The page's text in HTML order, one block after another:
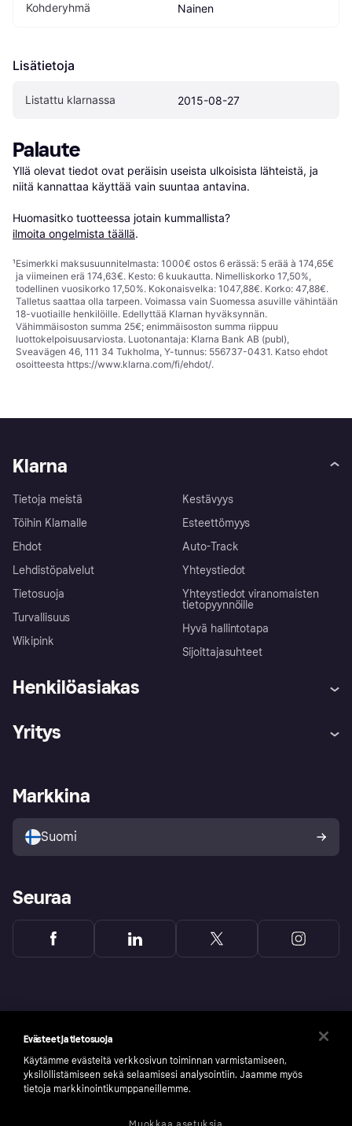
Kohderyhmä Nainen
Lisätietoja
Listattu klarnassa 2015-08-27
Palaute
Yllä olevat tiedot ovat peräisin useista ulkoisista lähteistä, ja
niitä kannattaa käyttää vain suuntaa antavina.
Huomasitko tuotteessa jotain kummallista?
ilmoita ongelmista täällä.
¹Esimerkki maksusuunnitelmasta: 1000€ ostos 6 erässä: 5 erää à 174,65€
ja viimeinen erä 174,63€. Kesto: 6 kuukautta. Nimelliskorko 17,50%,
todellinen vuosikorko 17,50%. Kokonaisvelka: 1047,88€. Korko: 47,88€.
Talletus saattaa olla tarpeen. Voimassa vain Suomessa asuville vähintään
18-vuotiaille henkilöille. Edellyttää Klarnan hyväksynnän.
Vähimmäisoston summa 25€; enimmäisoston summa riippuu
luottokelpoisuusarviosta. Luotonantaja: Klarna Bank AB (publ),
Sveavägen 46, 111 34 Tukholma, Y-tunnus: 556737-0431. Katso ehdot
osoitteesta https://www.klarna.com/fi/ehdot/.
Klarna
Tietoja meistä
Töihin Klarnalle
Ehdot
Lehdistöpalvelut
Tietosuoja
Turvallisuus
Wikipink
Kestävyys
Esteettömyys
Auto-Track
Yhteystiedot
Yhteystiedot viranomaisten
tietopyynnöille
Hyvä hallintotapa
Sijoittajasuhteet
Henkilöasiakas
Ohje
Kirjaudu sisään
Tutustu kauppoihin
Ostajan turva
Yritys
Kirjaudu sisään yrityksenä
Markkina
Suomi
Seuraa
Evästeet ja tietosuoja
Käytämme evästeitä verkkosivun toiminnan varmistamiseen,
yksilöllistämiseen sekä selaamisesi analysointiin. Jaamme myös
tietoja markkinointikumppaneillemme.